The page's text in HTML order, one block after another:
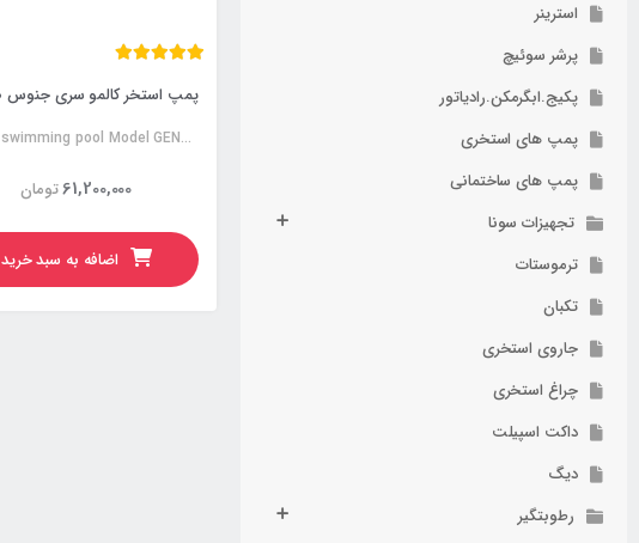
استرینر
پرشر سوئیچ
پکیج.ابگرمکن.رادیاتور
پمپ های استخری
پمپ های ساختمانی
تجهیزات سونا
ترموستات
تکبان
جاروی استخری
چراغ استخری
داکت اسپیلت
دیگ
رطوبتگیر
Calmo swimming pool Model GENOUS200
تومان61,200,000
اضافه به سبد خرید